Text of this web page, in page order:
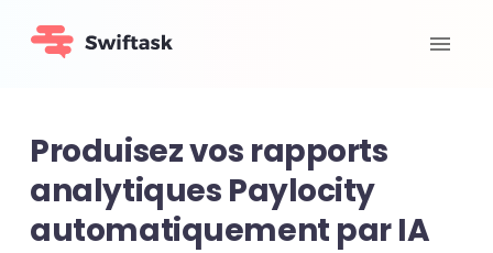
Produisez vos rapports
analytiques Paylocity
automatiquement par IA